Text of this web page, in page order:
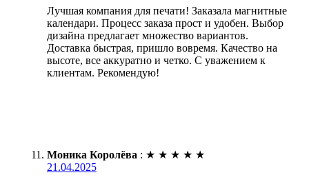
Лучшая компания для печати! Заказала магнитные
календари. Процесс заказа прост и удобен. Выбор
дизайна предлагает множество вариантов.
Доставка быстрая, пришло вовремя. Качество на
высоте, все аккуратно и четко. С уважением к
клиентам. Рекомендую!
Моника Королёва : ★ ★ ★ ★ ★
21.04.2025